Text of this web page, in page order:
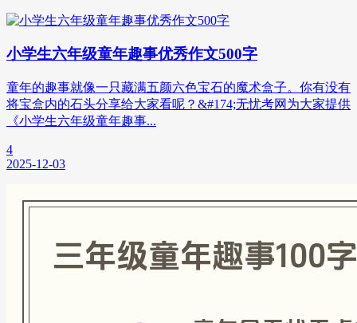
小学生六年级童年趣事优秀作文500字
童年的趣事就像一只藏满五颜六色宝石的魔术盒子。你有没有
将宝盒内的石头分享给大家看呢？&#174;无忧考网为大家提供
《小学生六年级童年趣事...
4
2025-12-03